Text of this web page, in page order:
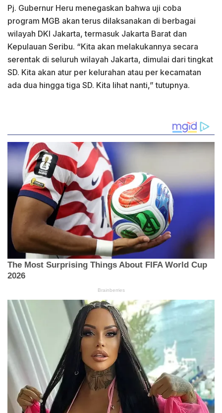
Pj. Gubernur Heru menegaskan bahwa uji coba
program MGB akan terus dilaksanakan di berbagai
wilayah DKI Jakarta, termasuk Jakarta Barat dan
Kepulauan Seribu. “Kita akan melakukannya secara
serentak di seluruh wilayah Jakarta, dimulai dari tingkat
SD. Kita akan atur per kelurahan atau per kecamatan
ada dua hingga tiga SD. Kita lihat nanti,” tutupnya.